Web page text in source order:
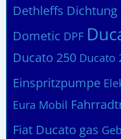
Dethleffs Dichtung
Dometic DPF
Ducato 250 Ducato
Einspritzpumpe
Eura Mobil
Fiat Ducato gas